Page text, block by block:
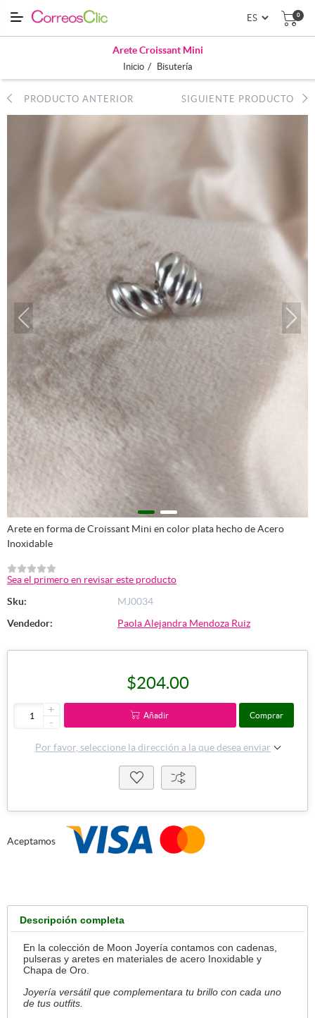
0
Arete Croissant Mini
Inicio / Bisutería
PRODUCTO ANTERIOR SIGUIENTE PRODUCTO
Arete en forma de Croissant Mini en color plata hecho de Acero
Inoxidable
Sea el primero en revisar este producto
Sku:
MJ0034
Vendedor:
Paola Alejandra Mendoza Ruiz
$204.00
+
-
Añadir Comprar
Por favor, seleccione la dirección a la que desea enviar
Aceptamos
Descripción completa
En la colección de Moon Joyería contamos con cadenas,
pulseras y aretes en materiales de acero Inoxidable y
Chapa de Oro.
Joyería versátil que complementara tu brillo con cada uno
de tus outfits.